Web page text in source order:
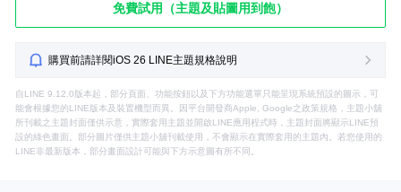
免費試用（主題及貼圖用到飽）
購買前請詳閱iOS 26 LINE主題規格說明
自LINE 9.12.0版本起，部分頁面、功能按鈕以及下方功能選單只能呈現系統預設的圖示，可
能會根據您的LINE版本及裝置機型而異。因平台開發商Apple, Google之政策規格，主題小舖
所刊載之主題封面僅供示意，實際套用主題並開啟LINE應用程式時，主題封面將顯示LINE預
設的綠色畫面。部分圖片僅供主題小舖刊載使用，不會顯示在實際套用的主題內。若您使用的
LINE非最新版本，部分畫面設計可能與下方示意圖有所不同。